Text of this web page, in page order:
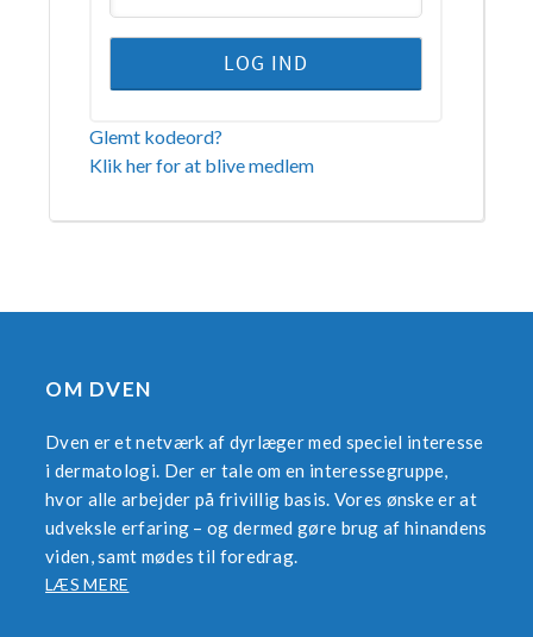
Glemt kodeord?
Klik her for at blive medlem
OM DVEN
Dven er et netværk af dyrlæger med speciel interesse
i dermatologi. Der er tale om en interessegruppe,
hvor alle arbejder på frivillig basis. Vores ønske er at
udveksle erfaring – og dermed gøre brug af hinandens
viden, samt mødes til foredrag.
LÆS MERE